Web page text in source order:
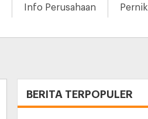
Info Perusahaan Pernik
BERITA TERPOPULER